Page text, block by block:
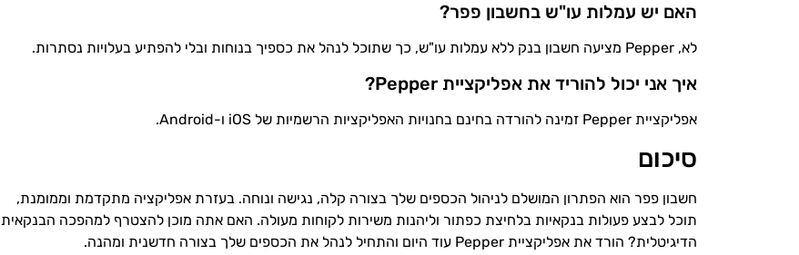
האם יש עמלות עו"ש בחשבון פפר?
לא, Pepper מציעה חשבון בנק ללא עמלות עו"ש, כך שתוכל לנהל את כספיך בנוחות ובלי להפתיע בעלויות נסתרות.
איך אני יכול להוריד את אפליקציית Pepper?
אפליקציית Pepper זמינה להורדה בחינם בחנויות האפליקציות הרשמיות של iOS ו-Android.
סיכום
חשבון פפר הוא הפתרון המושלם לניהול הכספים שלך בצורה קלה, נגישה ונוחה. בעזרת אפליקציה מתקדמת וממומנת,
תוכל לבצע פעולות בנקאיות בלחיצת כפתור וליהנות משירות לקוחות מעולה. האם אתה מוכן להצטרף למהפכה הבנקאית
הדיגיטלית? הורד את אפליקציית Pepper עוד היום והתחיל לנהל את הכספים שלך בצורה חדשנית ומהנה.